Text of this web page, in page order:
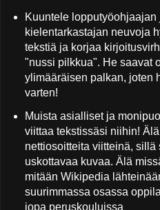
Kuuntele lopputyöohjaajan
kielentarkastajan neuvoja
tekstiä ja korjaa
"nussi pilkkua". He saavat
ylimääräisen palkan, joten
varten!
Muista asialliset ja
viittaa tekstissäsi niihin!
nettiosoitteita viitteinä, sillä
uskottavaa kuvaa. Älä
mitään Wikipedia
suurimmassa osassa
jopa peruskouluissa